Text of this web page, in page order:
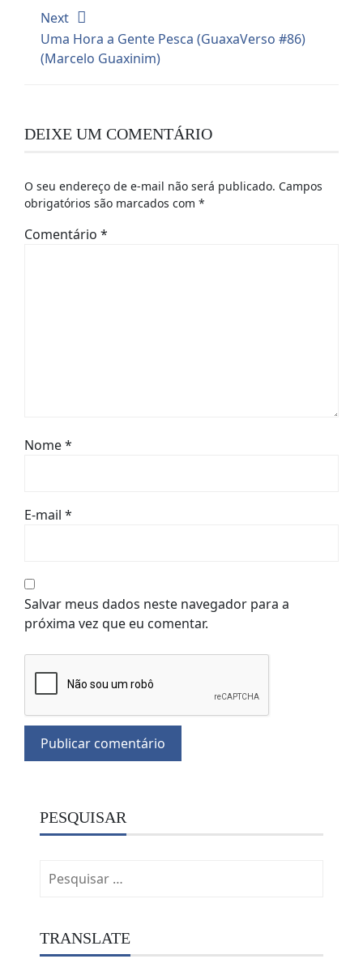
Next
Uma Hora a Gente Pesca (GuaxaVerso #86)
(Marcelo Guaxinim)
DEIXE UM COMENTÁRIO
O seu endereço de e-mail não será publicado. Campos
obrigatórios são marcados com *
Comentário *
Nome*
E-mail *
Salvar meus dados neste navegador para a
próxima vez que eu comentar.
PESQUISAR
por:
TRANSLATE